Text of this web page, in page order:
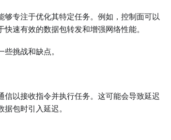
专注于优化其特定任务。例如，控制面可以
速有效的数据包转发和增强网络性能。
挑战和缺点。
以接收指令并执行任务。这可能会导致延迟
包时引入延迟。